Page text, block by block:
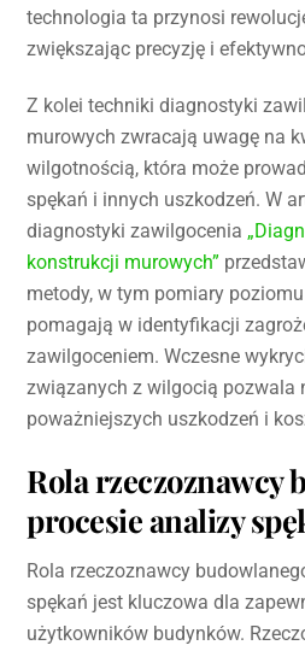
technologia ta przynosi
zwiększając precyzję i
Z kolei techniki diagnostyki
murowych zwracają uwagę na
wilgotnością, która może
spękań i innych uszkodzeń. W
diagnostyki zawilgocenia
konstrukcji murowych”
metody, w tym pomiary
pomagają w identyfikacji
zawilgoceniem. Wczesne
związanych z wilgocią pozwala
poważniejszych uszkodzeń i
Rola rzeczoznawcy
procesie analizy
Rola rzeczoznawcy
spękań jest kluczowa dla
użytkowników budynków.